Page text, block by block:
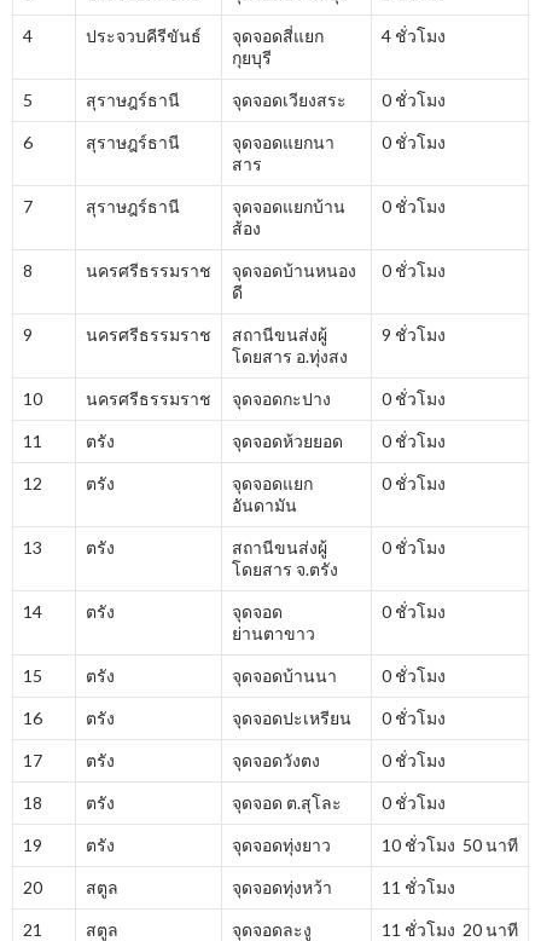
4 ประจวบคีรีขันธ์
จุดจอดสี่แยก
กุยบุรี
4 ชั่วโมง
5 สุราษฎร์ธานี จุดจอดเวียงสระ 0 ชั่วโมง
6 สุราษฎร์ธานี
จุดจอดแยกนา
สาร
0 ชั่วโมง
7 สุราษฎร์ธานี
จุดจอดแยกบ้าน
ส้อง
0 ชั่วโมง
8 นครศรีธรรมราช
จุดจอดบ้านหนอง
ดี
0 ชั่วโมง
9 นครศรีธรรมราช
สถานีขนส่งผู้
โดยสาร อ.ทุ่งสง
9 ชั่วโมง
10 นครศรีธรรมราช จุดจอดกะปาง 0 ชั่วโมง
11 ตรัง จุดจอดห้วยยอด 0 ชั่วโมง
12 ตรัง
จุดจอดแยก
อันดามัน
0 ชั่วโมง
13 ตรัง
สถานีขนส่งผู้
โดยสาร จ.ตรัง
0 ชั่วโมง
14 ตรัง
จุดจอด
ย่านตาขาว
0 ชั่วโมง
15 ตรัง จุดจอดบ้านนา 0 ชั่วโมง
16 ตรัง จุดจอดปะเหรียน 0 ชั่วโมง
17 ตรัง จุดจอดวังตง 0 ชั่วโมง
18 ตรัง จุดจอด ต.สุโละ 0 ชั่วโมง
19 ตรัง จุดจอดทุ่งยาว 10 ชั่วโมง 50 นาที
20 สตูล จุดจอดทุ่งหว้า 11 ชั่วโมง
21 สตูล จุดจอดละงู 11 ชั่วโมง 20 นาที